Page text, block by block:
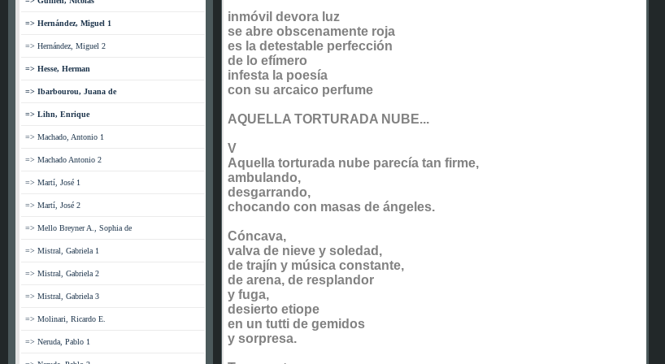
=> Hernández, Miguel 1
=> Hernández, Miguel 2
=> Hesse, Herman
=> Ibarbourou, Juana de
=> Lihn, Enrique
=> Machado, Antonio 1
=> Machado Antonio 2
=> Martí, José 1
=> Martí, José 2
=> Mello Breyner A., Sophia de
=> Mistral, Gabriela 1
=> Mistral, Gabriela 2
=> Mistral, Gabriela 3
=> Molinari, Ricardo E.
=> Neruda, Pablo 1
inmóvil devora luz
se abre obscenamente roja
es la detestable perfección
de lo efímero
infesta la poesía
con su arcaico perfume
AQUELLA TORTURADA NUBE...
V
Aquella torturada nube parecía tan firme,
ambulando,
desgarrando,
chocando con masas de ángeles.
Cóncava,
valva de nieve y soledad,
de trajín y música constante,
de arena, de resplandor
y fuga,
desierto etiope
en un tutti de gemidos
y sorpresa.